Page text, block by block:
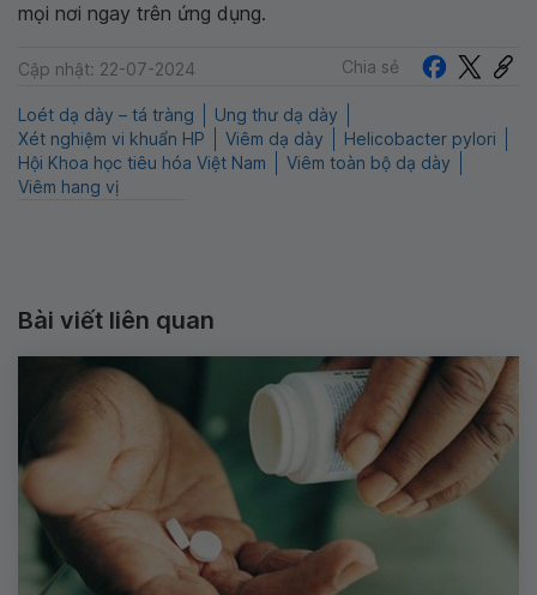
mọi nơi ngay trên ứng dụng.
Cập nhật: 22-07-2024 Chia sẻ
Loét dạ dày – tá tràng
Ung thư dạ dày
Xét nghiệm vi khuẩn HP
Viêm dạ dày
Helicobacter pylori
Hội Khoa học tiêu hóa Việt Nam
Viêm toàn bộ dạ dày
Viêm hang vị
Bài viết liên quan